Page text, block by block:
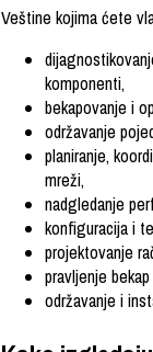
Veštine kojima ćete
komponenti,
bekapovanje i
održavanje
planiranje,
mreži,
nadgledanje
konfiguracija i
projektovanje
pravljenje
održavanje i